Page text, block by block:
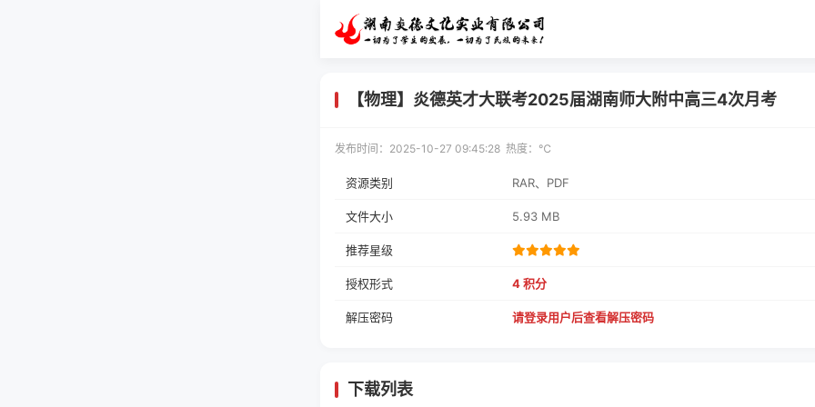
【物理】炎德英才大联考2025届湖南师大附中高三4次月考
发布时间：2025-10-27 09:45:28 热度： ℃
资源类别 RAR、PDF
文件大小 5.93 MB
推荐星级
授权形式 4 积分
解压密码 请登录用户后查看解压密码
下载列表